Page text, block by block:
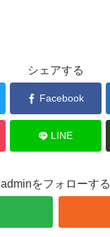
シェアする
Facebook
LINE
adminをフォローする